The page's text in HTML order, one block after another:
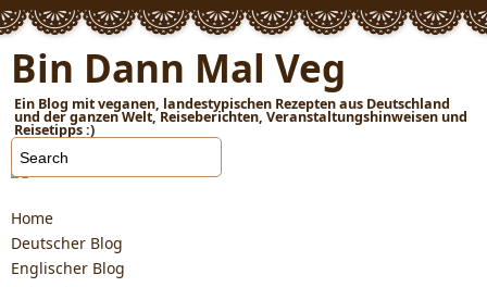
Bin Dann Mal Veg
Ein Blog mit veganen, landestypischen Rezepten aus Deutschland
und der ganzen Welt, Reiseberichten, Veranstaltungshinweisen und
Reisetipps :)
Home
Deutscher Blog
Englischer Blog